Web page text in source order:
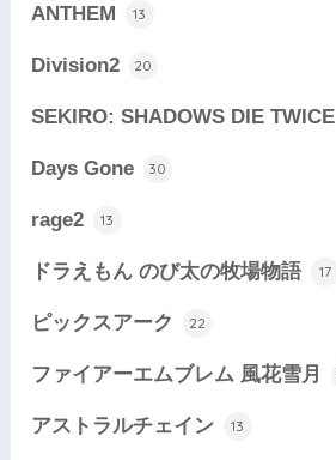
ANTHEM 13
Division2 20
SEKIRO: SHADOWS DIE TWICE
Days Gone 30
rage2 13
ドラえもん のび太の牧場物語 17
ピックスアーク 22
ファイアーエムブレム 風花雪月
アストラルチェイン 13